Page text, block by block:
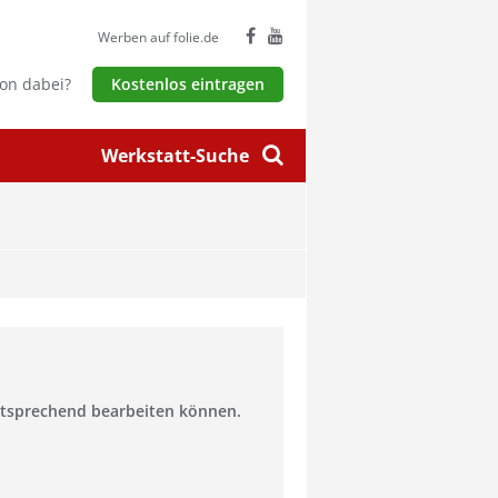
Werkstatt-Suche
Werben auf folie.de
dabei? Kostenlos eintragen
bearbeiten können.